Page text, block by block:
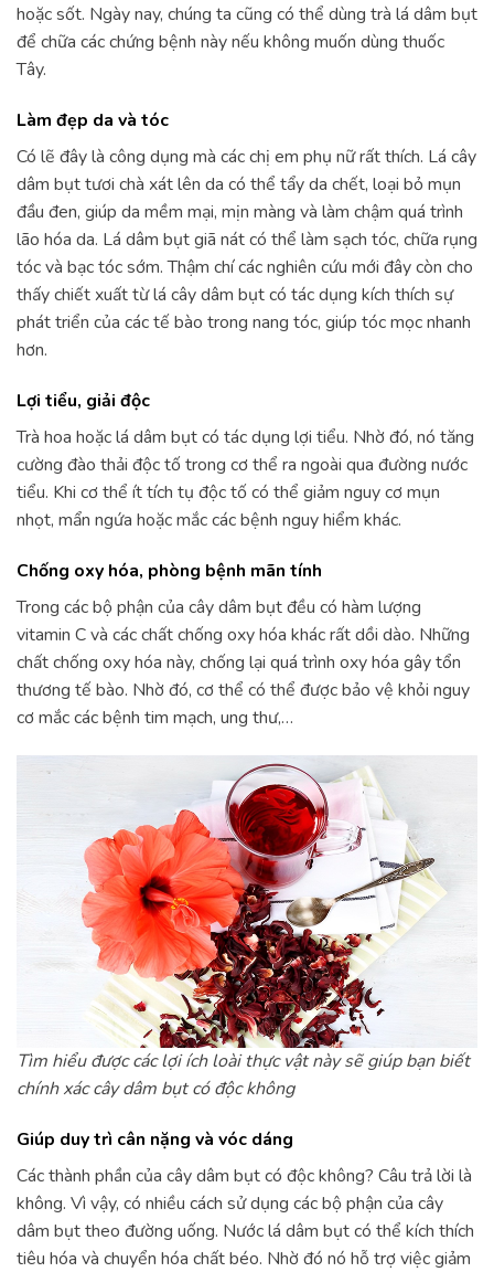
hoặc sốt. Ngày nay, chúng ta cũng có thể dùng trà lá dâm bụt
để chữa các chứng bệnh này nếu không muốn dùng thuốc
Tây.
Làm đẹp da và tóc
Có lẽ đây là công dụng mà các chị em phụ nữ rất thích. Lá cây
dâm bụt tươi chà xát lên da có thể tẩy da chết, loại bỏ mụn
đầu đen, giúp da mềm mại, mịn màng và làm chậm quá trình
lão hóa da. Lá dâm bụt giã nát có thể làm sạch tóc, chữa rụng
tóc và bạc tóc sớm. Thậm chí các nghiên cứu mới đây còn cho
thấy chiết xuất từ lá cây dâm bụt có tác dụng kích thích sự
phát triển của các tế bào trong nang tóc, giúp tóc mọc nhanh
hơn.
Lợi tiểu, giải độc
Trà hoa hoặc lá dâm bụt có tác dụng lợi tiểu. Nhờ đó, nó tăng
cường đào thải độc tố trong cơ thể ra ngoài qua đường nước
tiểu. Khi cơ thể ít tích tụ độc tố có thể giảm nguy cơ mụn
nhọt, mẩn ngứa hoặc mắc các bệnh nguy hiểm khác.
Chống oxy hóa, phòng bệnh mãn tính
Trong các bộ phận của cây dâm bụt đều có hàm lượng
vitamin C và các chất chống oxy hóa khác rất dồi dào. Những
chất chống oxy hóa này, chống lại quá trình oxy hóa gây tổn
thương tế bào. Nhờ đó, cơ thể có thể được bảo vệ khỏi nguy
cơ mắc các bệnh tim mạch, ung thư,…
Tìm hiểu được các lợi ích loài thực vật này sẽ giúp bạn biết
chính xác cây dâm bụt có độc không
Giúp duy trì cân nặng và vóc dáng
Các thành phần của cây dâm bụt có độc không? Câu trả lời là
không. Vì vậy, có nhiều cách sử dụng các bộ phận của cây
dâm bụt theo đường uống. Nước lá dâm bụt có thể kích thích
tiêu hóa và chuyển hóa chất béo. Nhờ đó nó hỗ trợ việc giảm